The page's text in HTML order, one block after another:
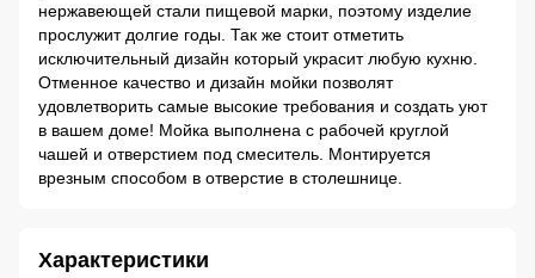
нержавеющей стали пищевой марки, поэтому изделие
прослужит долгие годы. Так же стоит отметить
исключительный дизайн который украсит любую кухню.
Отменное качество и дизайн мойки позволят
удовлетворить самые высокие требования и создать уют
в вашем доме! Мойка выполнена с рабочей круглой
чашей и отверстием под смеситель. Монтируется
врезным способом в отверстие в столешнице.
Характеристики